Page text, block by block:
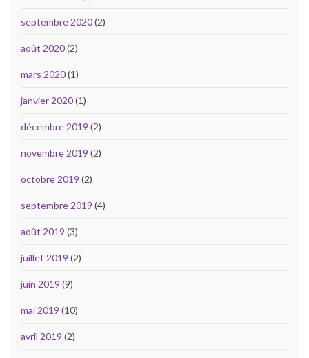
septembre 2020(2)
août 2020(2)
mars 2020(1)
janvier 2020(1)
décembre 2019 (2)
novembre 2019 (2)
octobre 2019 (2)
septembre 2019 (4)
août 2019 (3)
juillet 2019 (2)
juin 2019 (9)
mai 2019 (10)
avril 2019 (2)